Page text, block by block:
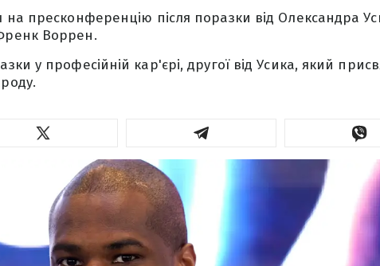
пресконференцію після поразки від Олександра
Воррен.
у професійній кар'єрі, другої від Усика, який